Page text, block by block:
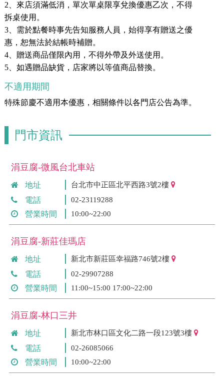
2、來店須滿低消，單次單桌限享兌換優惠乙次，不得
拆桌使用。
3、需於點餐時事先告知服務人員，始得享有贈送之優
惠，恕無法於結帳時補贈。
4、贈送商品僅限內用，不得外帶及外送使用。
5、如遇贈品缺貨，店家將以等值商品替換。
不適用期間
特殊節慶不適用本優惠，相關條件以各門店公告為準。
門市資訊
涓豆腐-微風台北車站
地址 台北市中正區北平西路3號2樓
電話 02-23119288
營業時間 10:00~22:00
涓豆腐-新莊佳瑪店
地址 新北市新莊區幸福路746號2樓
電話 02-29907288
營業時間 11:00~15:00 17:00~22:00
涓豆腐-林口三井
地址 新北市林口區文化二路一段123號3樓
電話 02-26085066
營業時間 10:00~22:00